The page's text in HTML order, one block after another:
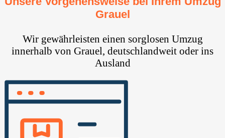
Grauel
Wir gewährleisten einen sorglosen Umzug
innerhalb von Grauel, deutschlandweit oder ins
Ausland